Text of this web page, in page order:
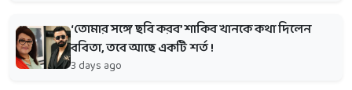
‘তোমার সঙ্গে ছবি করব’ শাকিব খানকে কথা দিলেন
ববিতা, তবে আছে একটি শর্ত !
3 days ago